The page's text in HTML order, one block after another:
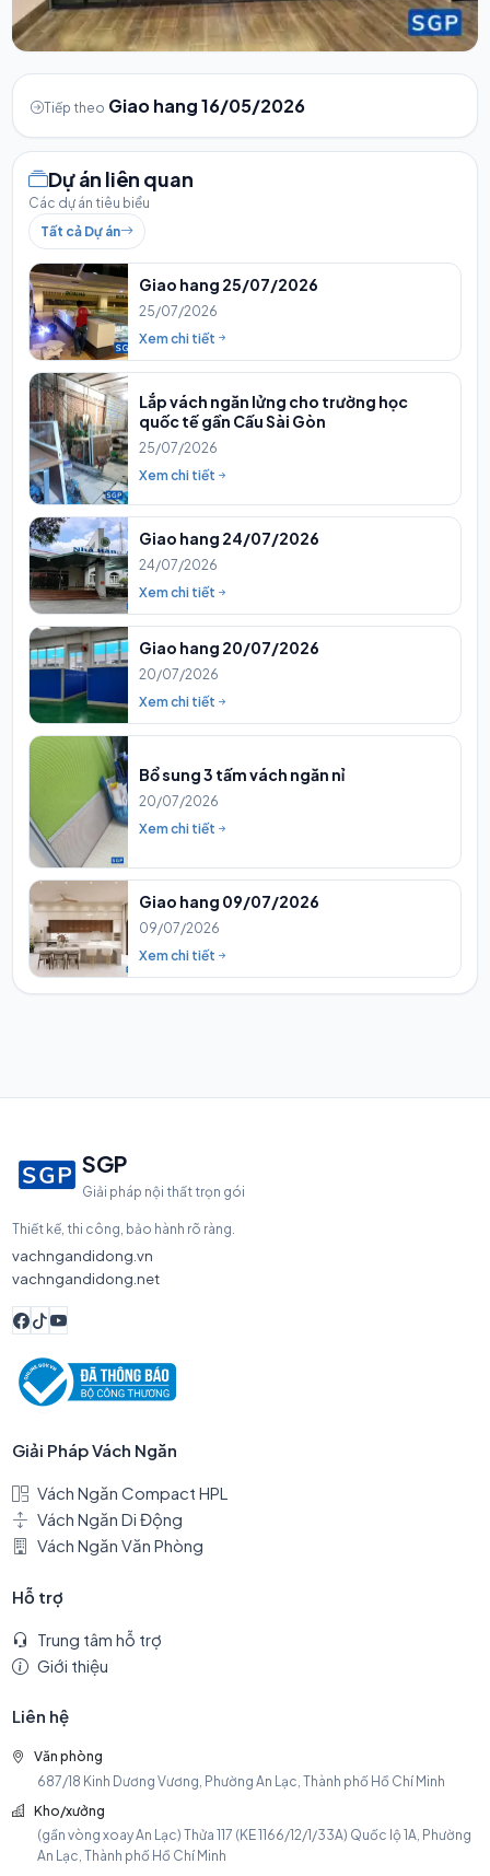
Tiếp theo Giao hang 16/05/2026
Dự án liên quan
Các dự án tiêu biểu
Tất cả Dự án
Giao hang 25/07/2026
25/07/2026
Xem chi tiết
Lắp vách ngăn lửng cho trường học
quốc tế gần Cấu Sài Gòn
25/07/2026
Xem chi tiết
Giao hang 24/07/2026
24/07/2026
Xem chi tiết
Giao hang 20/07/2026
20/07/2026
Xem chi tiết
Bổ sung 3 tấm vách ngăn nỉ
20/07/2026
Xem chi tiết
Giao hang 09/07/2026
09/07/2026
Xem chi tiết
SGP
Giải pháp nội thất trọn gói
Thiết kế, thi công, bảo hành rõ ràng.
vachngandidong.vn
vachngandidong.net
Giải Pháp Vách Ngăn
Vách Ngăn Compact HPL
Vách Ngăn Di Động
Vách Ngăn Văn Phòng
Hỗ trợ
Trung tâm hỗ trợ
Giới thiệu
Liên hệ
Văn phòng
687/18 Kinh Dương Vương, Phường An Lạc, Thành phố Hồ Chí Minh
Kho/xưởng
(gần vòng xoay An Lạc) Thửa 117 (KE 1166/12/1/33A) Quốc lộ 1A, Phường
An Lạc, Thành phố Hồ Chí Minh